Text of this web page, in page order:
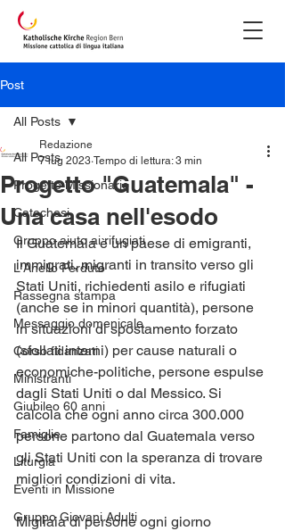
Post
All Posts
Progetto Missionario
Catechesi
Gruppo aiuto ai rifugiati
L'Anello Perduto
Rassegna stampa
Messaggio domenicale
Corso fidanzati
Ministranti
Giubileo 60 anni
Famiglie
Liturgia
Eventi in Missione
Gruppo Giovani Adulti
All Posts
Progetto "Guatemala" -
Una casa nell'esodo
Redazione
7 lug 2023 Tempo di lettura: 3 min
Il Guatemala è un paese di emigranti,
immigrati, migranti in transito verso gli
Stati Uniti, richiedenti asilo e rifugiati
(anche se in minori quantità), persone
in situazioni di spostamento forzato
(sfollati interni) per cause naturali o
economiche-politiche, persone espulse
dagli Stati Uniti o dal Messico. Si
calcola che ogni anno circa 300.000
persone partono dal Guatemala verso
gli Stati Uniti con la speranza di trovare
migliori condizioni di vita.
Migliaia di persone ogni giorno